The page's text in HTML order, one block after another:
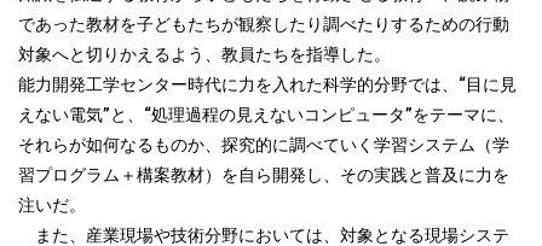
であった教材を子どもたちが観察したり調べたりするための行動
対象へと切りかえるよう、教員たちを指導した。
能力開発工学センター時代に力を入れた科学的分野では、“目に見
えない電気”と、“処理過程の見えないコンピュータ”をテーマに、
それらが如何なるものか、探究的に調べていく学習システム（学
習プログラム＋構案教材）を自ら開発し、その実践と普及に力を
注いだ。
また、産業現場や技術分野においては、対象となる現場システ